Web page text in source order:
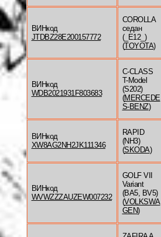
ВИНкод
JTDBZ28E200157772
COROLLA
седан
(_E12_)
(TOYOTA)
ВИНкод
WDB2021931F803683
C-CLASS
T-Model
(S202)
(MERCEDE
S-BENZ)
ВИНкод
XW8AG2NH2JK111346
RAPID
(NH3)
(SKODA)
ВИНкод
WVWZZZAUZEW007232
GOLF VII
Variant
(BA5, BV5)
(VOLKSWA
GEN)